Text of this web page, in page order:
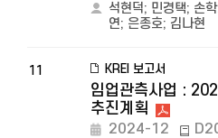
석현덕; 민경택; 손학
연; 은종호; 김나현
11 KREI 보고서
임업관측사업 :
추진계획
2024-12